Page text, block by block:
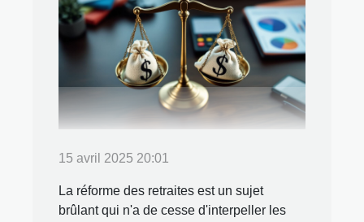
15 avril 2025 20:01
La réforme des retraites est un sujet
brûlant qui n'a de cesse d'interpeller les